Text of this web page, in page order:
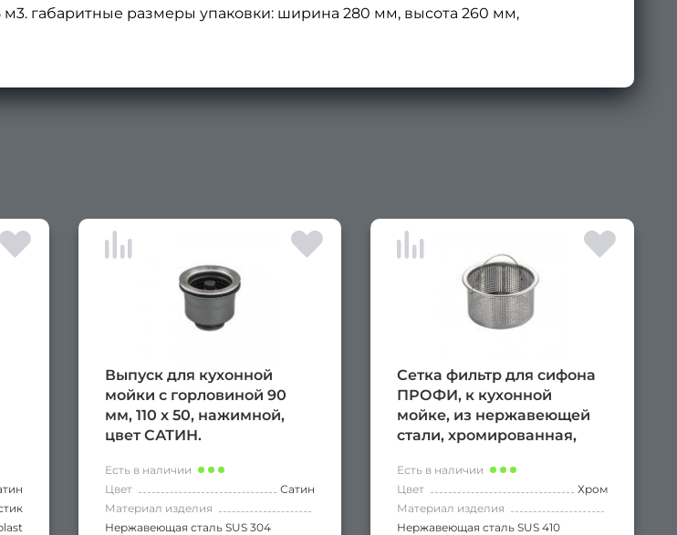
габаритные размеры упаковки: ширина 280 мм, высота 260 мм,
Выпуск для кухонной
мойки с горловиной 90
мм, 110 х 50, нажимной,
цвет САТИН.
Есть в наличии
Цвет
Сатин
Материал изделия
Нержавеющая сталь SUS 304
Сетка фильтр для сифона
ПРОФИ, к кухонной
мойке, из нержавеющей
стали, хромированная,
Есть в наличии
Цвет
Хром
Материал изделия
Нержавеющая сталь SUS 410